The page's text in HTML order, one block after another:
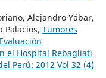
Alejandro Yábar,
Palacios, Tumores
el Hospital Rebagliati
Perú: 2012 Vol 32 (4)